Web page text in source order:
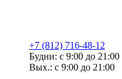
+7 (812) 716-48-12
Будни: с 9:00 до 21:00
Вых.: с 9:00 до 21:00